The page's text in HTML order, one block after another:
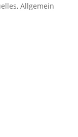
, Allgemein